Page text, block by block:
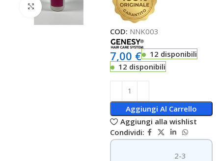
Click to enlarge
COD: NNK003
7,00 €
12 disponibili
12 disponibili
Aggiungi Al Carrello
Aggiungi alla wishlist
Condividi:
2-3